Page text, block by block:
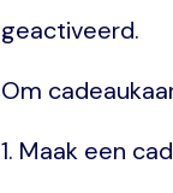
geactiveerd.
Om
1. Maak een